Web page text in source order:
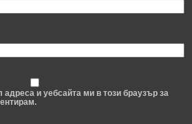
и уебсайта ми в този браузър за